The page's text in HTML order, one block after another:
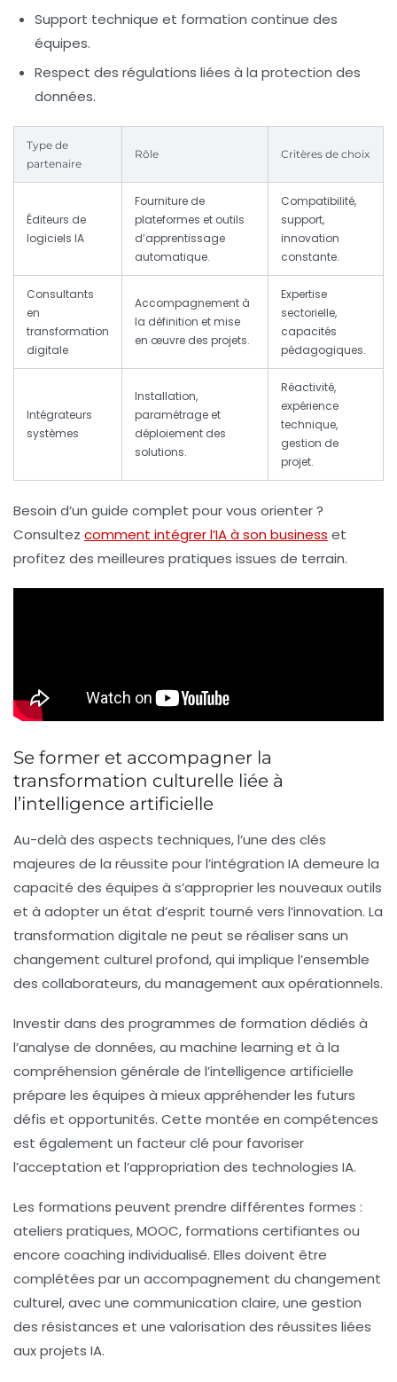
Support technique et formation continue des
équipes.
Respect des régulations liées à la protection des
données.
Type de
partenaire
Rôle Critères de choix
Éditeurs de
logiciels IA
Fourniture de
plateformes et outils
d’apprentissage
automatique.
Compatibilité,
support,
innovation
constante.
Consultants
en
transformation
digitale
Accompagnement à
la définition et mise
en œuvre des projets.
Expertise
sectorielle,
capacités
pédagogiques.
Intégrateurs
systèmes
Installation,
paramétrage et
déploiement des
solutions.
Réactivité,
expérience
technique,
gestion de
projet.
Besoin d’un guide complet pour vous orienter ?
Consultez comment intégrer l’IA à son business et
profitez des meilleures pratiques issues de terrain.
Se former et accompagner la
transformation culturelle liée à
l’intelligence artificielle
Au-delà des aspects techniques, l’une des clés
majeures de la réussite pour l’intégration IA demeure la
capacité des équipes à s’approprier les nouveaux outils
et à adopter un état d’esprit tourné vers l’innovation. La
transformation digitale ne peut se réaliser sans un
changement culturel profond, qui implique l’ensemble
des collaborateurs, du management aux opérationnels.
Investir dans des programmes de formation dédiés à
l’analyse de données, au machine learning et à la
compréhension générale de l’intelligence artificielle
prépare les équipes à mieux appréhender les futurs
défis et opportunités. Cette montée en compétences
est également un facteur clé pour favoriser
l’acceptation et l’appropriation des technologies IA.
Les formations peuvent prendre différentes formes :
ateliers pratiques, MOOC, formations certifiantes ou
encore coaching individualisé. Elles doivent être
complétées par un accompagnement du changement
culturel, avec une communication claire, une gestion
des résistances et une valorisation des réussites liées
aux projets IA.